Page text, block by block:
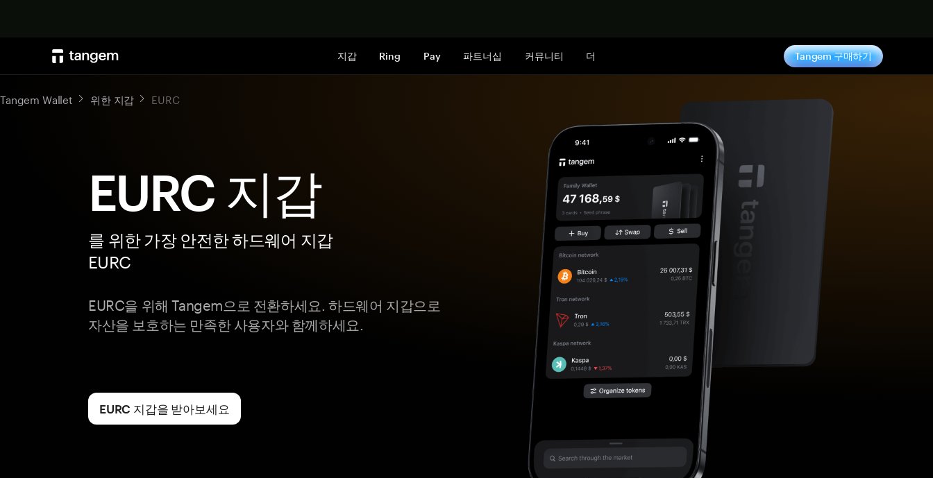
지갑 Ring Pay 파트너십 커뮤니티 더 Tangem 구매하기
Tangem Wallet 위한 지갑 EURC
EURC 지갑
를 위한 가장 안전한 하드웨어 지갑
EURC
EURC을 위해 Tangem으로 전환하세요. 하드웨어 지갑으로
자산을 보호하는 만족한 사용자와 함께하세요.
EURC 지갑을 받아보세요